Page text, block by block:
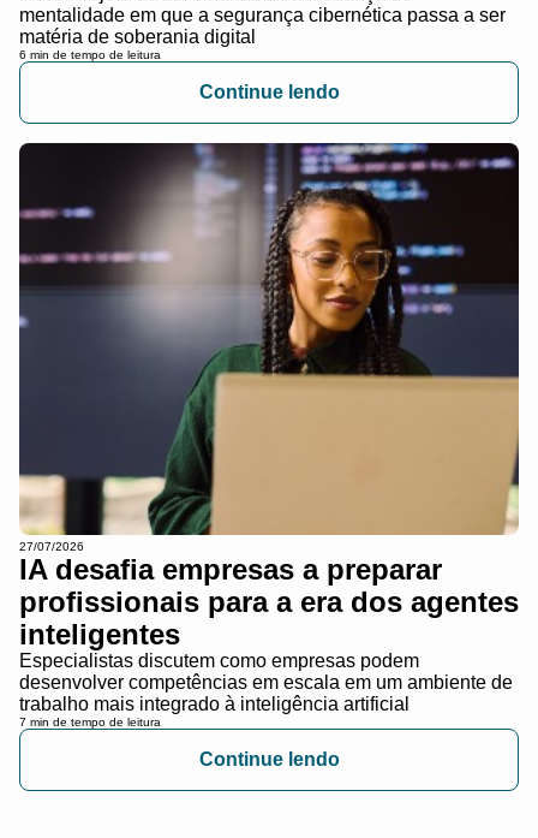
mentalidade em que a segurança cibernética passa a ser
matéria de soberania digital
6 min de tempo de leitura
Continue lendo
27/07/2026
IA desafia empresas a preparar
profissionais para a era dos agentes
inteligentes
Especialistas discutem como empresas podem
desenvolver competências em escala em um ambiente de
trabalho mais integrado à inteligência artificial
7 min de tempo de leitura
Continue lendo